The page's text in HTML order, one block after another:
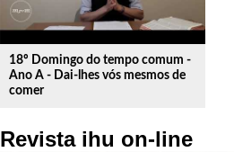
18º Domingo do tempo comum -
Ano A - Dai-lhes vós mesmos de
comer
Revista ihu on-line